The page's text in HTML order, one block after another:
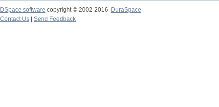
DSpace software copyright © 2002-2016
DuraSpace
Contact Us
Send Feedback